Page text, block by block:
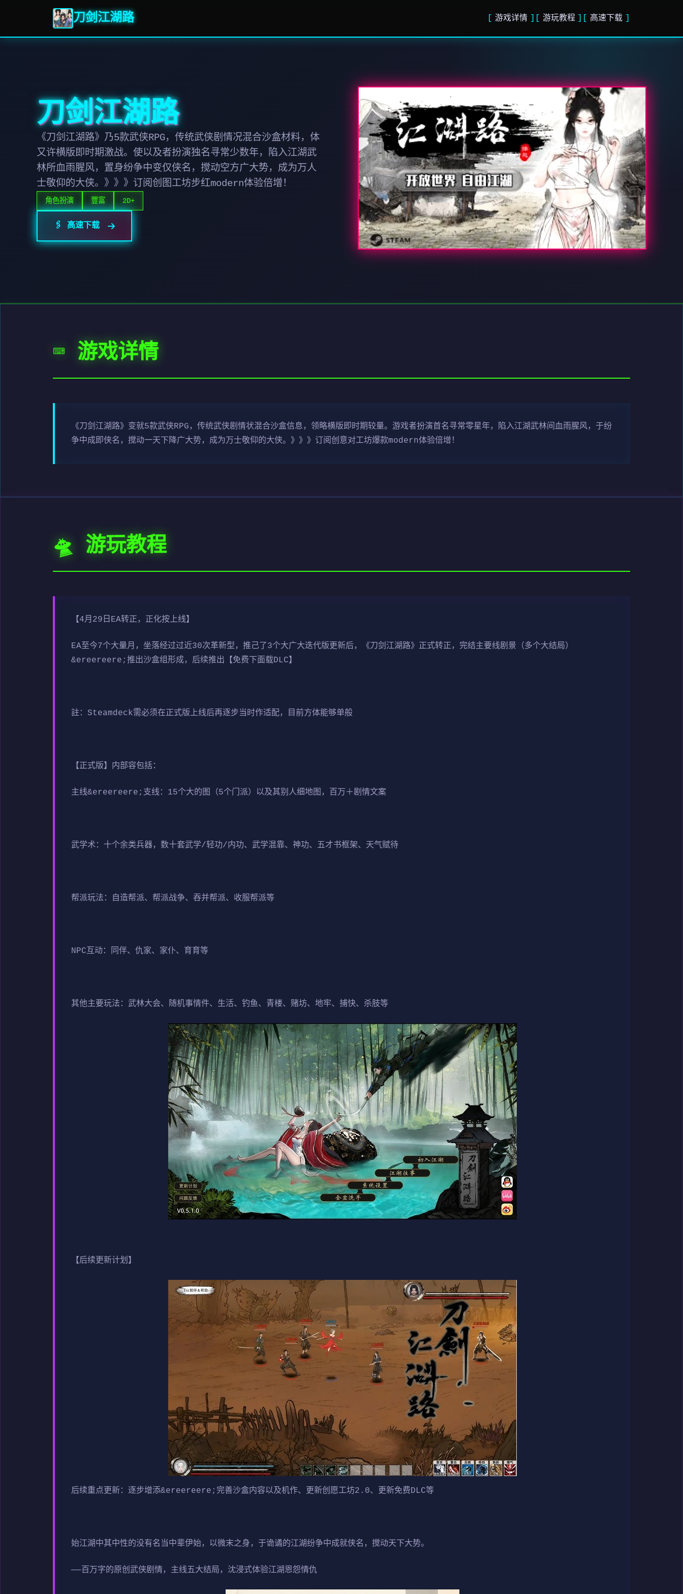
刀剑江湖路 游戏详情 游玩教程 高速下载
刀剑江湖路
《刀剑江湖路》乃5款武侠RPG，传统武侠剧情况混合沙盒材料，体
又许横版即时期激战。使以及者扮演独名寻常少数年，陷入江湖武
林所血雨腥风，置身纷争中变仅侠名，搅动空方广大势，成为万人
士敬仰的大侠。》》》订阅创图工坊步红modern体验倍增！
角色扮演 豐富 2D+
🖇️ 高速下载
⌨️ 游戏详情
《刀剑江湖路》变就5款武侠RPG，传统武侠剧情状混合沙盒信息，领略横版即时期较量。游戏者扮演首名寻常零星年，陷入江湖武林间血雨腥风，于纷
争中成即侠名，搅动一天下降广大势，成为万士敬仰的大侠。》》》订阅创意对工坊爆款modern体验倍增！
🛸 游玩教程
【4月29日EA转正，正化按上线】
EA至今7个大量月，坐落经过过近30次革新型，推己了3个大广大迭代版更新后，《刀剑江湖路》正式转正，完结主要线剧景（多个大结局）
&ereereere;推出沙盒组形成，后续推出【免费下面载DLC】
註：Steamdeck需必须在正式版上线后再逐步当时作适配，目前方体能够单般
【正式版】内部容包括：
主线&ereereere;支线：15个大的图（5个门派）以及其别人细地图，百万＋剧情文案
武学术：十个余类兵器，数十套武学/轻功/内功、武学混靠、神功、五才书框架、天气赋待
帮派玩法：自造帮派、帮派战争、吞并帮派、收服帮派等
NPC互动：同伴、仇家、家仆、育育等
其他主要玩法：武林大会、随机事情件、生活、钓鱼、青楼、赌坊、地牢、捕快、杀肢等
【后续更新计划】
后续重点更新：逐步增添&ereereere;完善沙盒内容以及机作、更新创愿工坊2.0、更新免费DLC等
始江湖中其中性的没有名当中辈伊始，以微末之身，于诡谲的江湖纷争中成就侠名，搅动天下大势。
——百万字的原创武侠剧情，主线五大结局，沈浸式体验江湖恩怨情仇